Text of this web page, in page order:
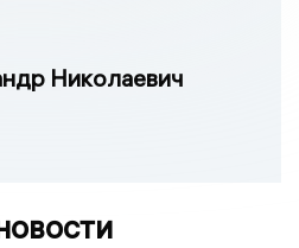
Николаевич